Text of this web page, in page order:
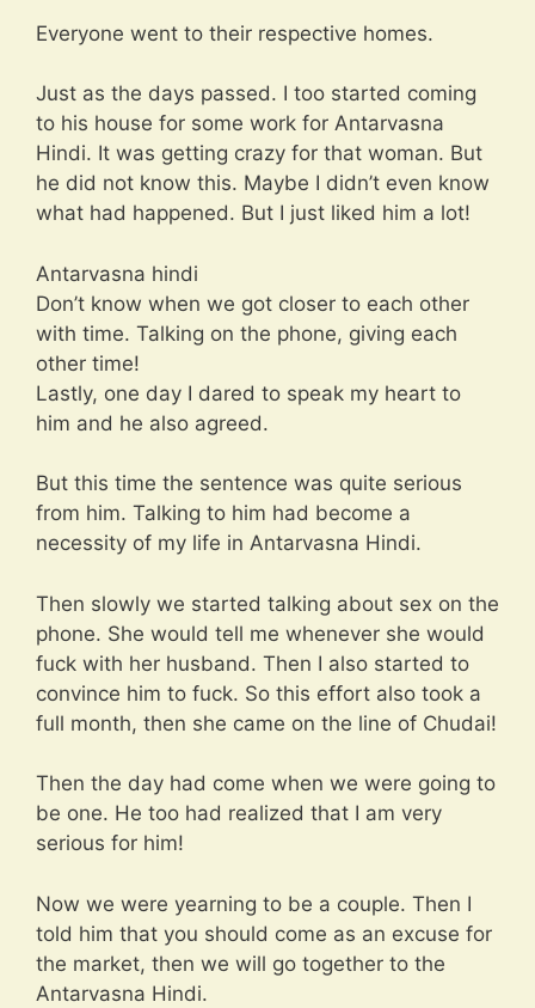
Everyone went to their respective homes.
Just as the days passed. I too started coming
to his house for some work for Antarvasna
Hindi. It was getting crazy for that woman. But
he did not know this. Maybe I didn’t even know
what had happened. But I just liked him a lot!
Antarvasna hindi
Don’t know when we got closer to each other
with time. Talking on the phone, giving each
other time!
Lastly, one day I dared to speak my heart to
him and he also agreed.
But this time the sentence was quite serious
from him. Talking to him had become a
necessity of my life in Antarvasna Hindi.
Then slowly we started talking about sex on the
phone. She would tell me whenever she would
fuck with her husband. Then I also started to
convince him to fuck. So this effort also took a
full month, then she came on the line of Chudai!
Then the day had come when we were going to
be one. He too had realized that I am very
serious for him!
Now we were yearning to be a couple. Then I
told him that you should come as an excuse for
the market, then we will go together to the
Antarvasna Hindi.